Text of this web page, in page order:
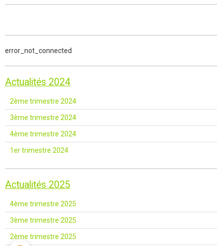
error_not_connected
Actualités 2024
2ème trimestre 2024
3ème trimestre 2024
4ème trimestre 2024
1er trimestre 2024
Actualités 2025
4ème trimestre 2025
3ème trimestre 2025
2ème trimestre 2025